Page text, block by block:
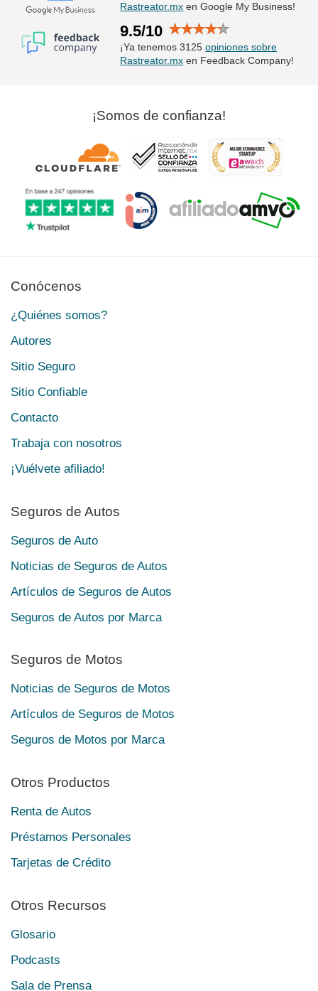
Rastreator.mx en Google My Business!
9.5/10
¡Ya tenemos 3125opiniones sobre
Rastreator.mx en Feedback Company!
¡Somos de confianza!
Conócenos
¿Quiénes somos?
Autores
Sitio Seguro
Sitio Confiable
Contacto
Trabaja con nosotros
¡Vuélvete afiliado!
Seguros de Autos
Seguros de Auto
Noticias de Seguros de Autos
Artículos de Seguros de Autos
Seguros de Autos por Marca
Seguros de Motos
Noticias de Seguros de Motos
Artículos de Seguros de Motos
Seguros de Motos por Marca
Otros Productos
Renta de Autos
Préstamos Personales
Tarjetas de Crédito
Otros Recursos
Glosario
Podcasts
Sala de Prensa